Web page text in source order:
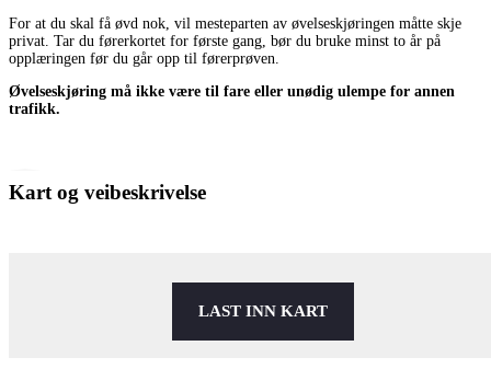
For at du skal få øvd nok, vil mesteparten av øvelseskjøringen måtte skje
privat. Tar du førerkortet for første gang, bør du bruke minst to år på
opplæringen før du går opp til førerprøven.
Øvelseskjøring må ikke være til fare eller unødig ulempe for annen
trafikk.
Kart og veibeskrivelse
LAST INN KART